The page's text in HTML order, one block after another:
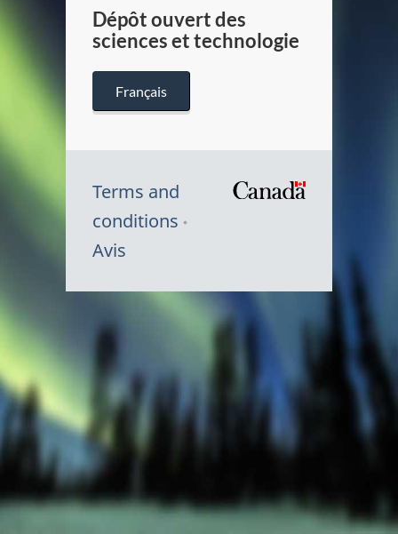
Dépôt ouvert des
sciences et technologie
Français
Terms and
conditions
Avis
Canada